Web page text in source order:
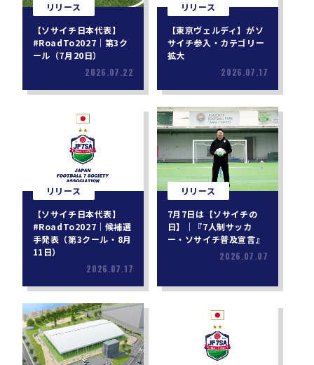
リリース
【ソサイチ日本代表】
#RoadTo2027｜第3ク
ール（7月20日）
2026.07.22
リリース
【東京ヴェルディ】がソ
サイチ参入・カテゴリー
拡大
2026.07.17
リリース
【ソサイチ日本代表】
#RoadTo2027｜候補選
手発表（第3クール・8月
11日）
2026.07.17
リリース
7月7日は【ソサイチの
日】｜『7人制サッカ
ー・ソサイチ普及宣言』
2026.07.07